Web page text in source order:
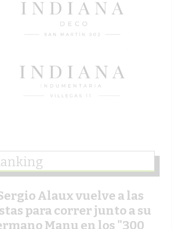
Alaux vuelve a las
para correr junto a su
Manu en los "300